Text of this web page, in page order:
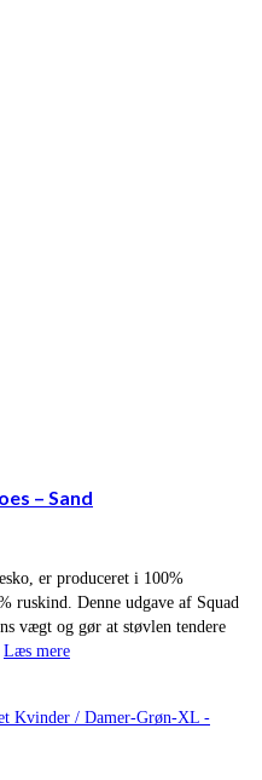
– Sand
er produceret i 100%
ruskind. Denne udgave af Squad
vægt og gør at støvlen tendere
Læs mere